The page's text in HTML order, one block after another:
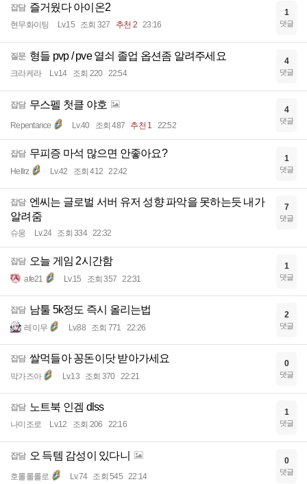
잡담 즐거웠다 아이온2
현무화이팅 Lv.15 조회 327 추천 2 23:16
1
댓글
질문 형들 pvp / pve 열쇠 졸업 옵션좀 알려주세요
크라케라 Lv.14 조회 220 22:54
4
댓글
잡담 무스펠 첫클 야호
Repentance Lv.40 조회 487 추천 1 22:52
4
댓글
잡담 무피증 마석 많으면 안좋아요?
Hellrz Lv.42 조회 412 22:42
1
댓글
잡담 엔씨는 글로벌 서버 유저 성향 파악을 못하는듯 내가
알려줌
슈웅 Lv.24 조회 334 22:32
7
댓글
잡담 오늘 게임 2시간함
afe21 Lv.15 조회 357 22:31
1
댓글
잡담 남툴 5k정도 즉시 올리는법
레이무 Lv.88 조회 771 22:26
2
댓글
잡담 쌀먹들아 꽁돈이닷 받아가세요
막가즈아 Lv.13 조회 370 22:21
0
댓글
잡담 노트북 인겜 dlss
나미조로 Lv.12 조회 206 22:16
1
댓글
잡담 오 득템 감성이 있다니
호롤롤롤로 Lv.74 조회 545 22:14
0
댓글